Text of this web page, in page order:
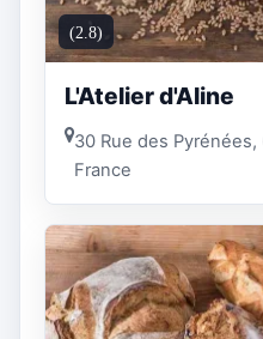
(2.8)
L'Atelier d'Aline
30 Rue des
France